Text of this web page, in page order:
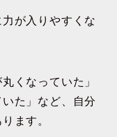
が入りやすくな
くなっていた」
た」など、自分
ます。